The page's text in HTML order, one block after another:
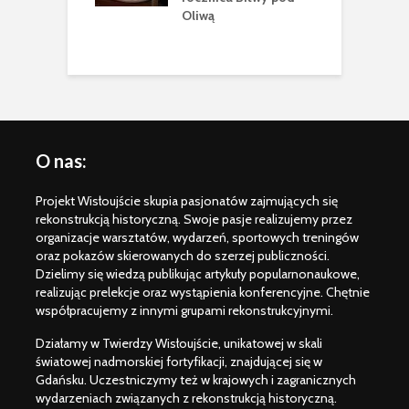
Oliwą
O nas:
Projekt Wisłoujście skupia pasjonatów zajmujących się
rekonstrukcją historyczną. Swoje pasje realizujemy przez
organizacje warsztatów, wydarzeń, sportowych treningów
oraz pokazów skierowanych do szerzej publiczności.
Dzielimy się wiedzą publikując artykuły popularnonaukowe,
realizując prelekcje oraz wystąpienia konferencyjne. Chętnie
współpracujemy z innymi grupami rekonstrukcyjnymi.
Działamy w Twierdzy Wisłoujście, unikatowej w skali
światowej nadmorskiej fortyfikacji, znajdującej się w
Gdańsku. Uczestniczymy też w krajowych i zagranicznych
wydarzeniach związanych z rekonstrukcją historyczną.